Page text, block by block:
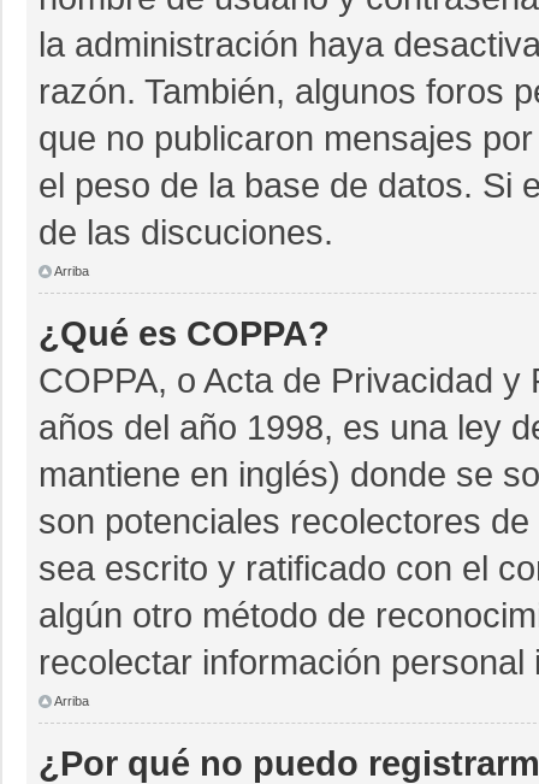
la administración haya
razón. También, algunos foros
que no publicaron mensajes
el peso de la base de datos. Si
de las discuciones.
Arriba
¿Qué es COPPA?
COPPA, o Acta de Privacidad
años del año 1998, es una ley
mantiene en inglés) donde se
son potenciales recolectores
sea escrito y ratificado con el
algún otro método de
recolectar información
Arriba
¿Por qué no puedo